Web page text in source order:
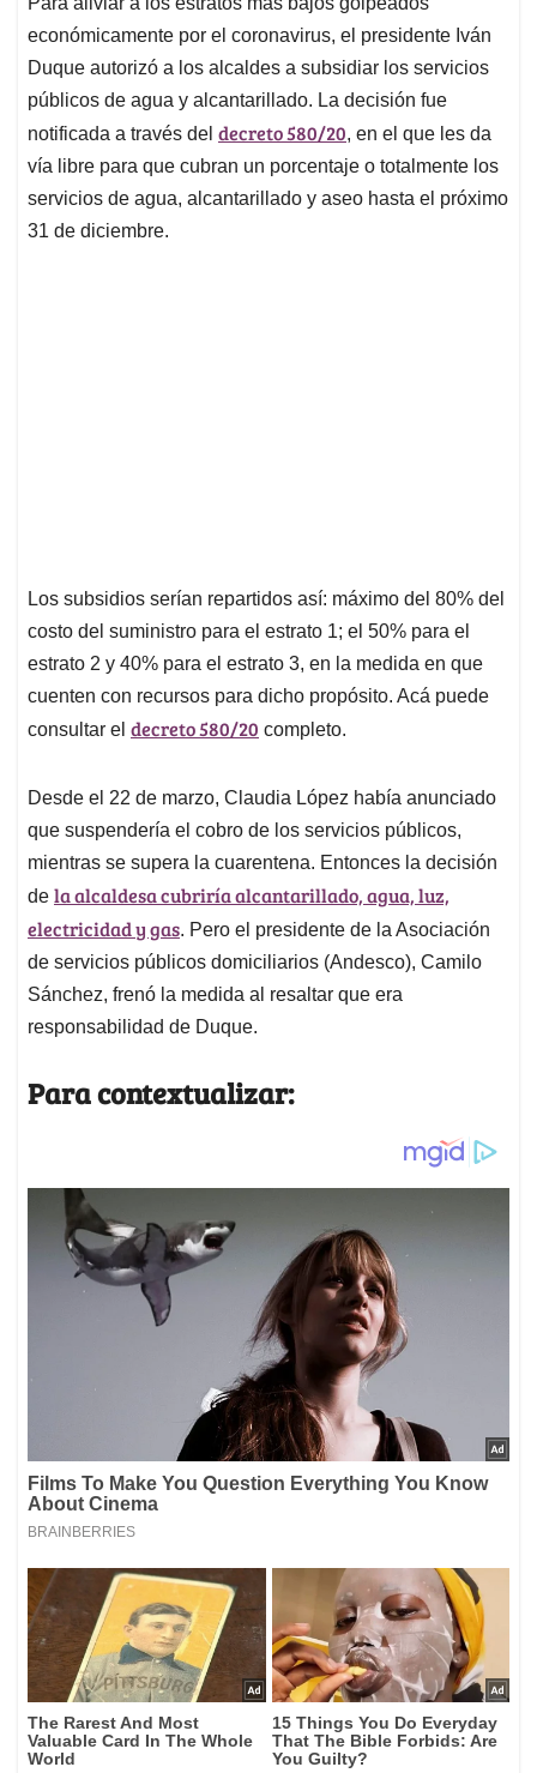
s
A
p
p
b
o
o
k
e
d
I
n
l
a
d
s
económicamente por el coronavirus, el presidente Iván
Duque autorizó a los alcaldes a subsidiar los servicios
públicos de agua y alcantarillado. La decisión fue
notificada a través del decreto 580/20, en el que les da
vía libre para que cubran un porcentaje o totalmente los
servicios de agua, alcantarillado y aseo hasta el próximo
31 de diciembre.
Los subsidios serían repartidos así: máximo del 80% del
costo del suministro para el estrato 1; el 50% para el
estrato 2 y 40% para el estrato 3, en la medida en que
cuenten con recursos para dicho propósito. Acá puede
consultar el decreto 580/20 completo.
Desde el 22 de marzo, Claudia López había anunciado
que suspendería el cobro de los servicios públicos,
mientras se supera la cuarentena. Entonces la decisión
de la alcaldesa cubriría alcantarillado, agua, luz,
electricidad y gas. Pero el presidente de la Asociación
de servicios públicos domiciliarios (Andesco), Camilo
Sánchez, frenó la medida al resaltar que era
responsabilidad de Duque.
Para contextualizar: